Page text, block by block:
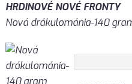
HRDINOVÉ NOVÉ FRONTY
Nová drákulománia-140